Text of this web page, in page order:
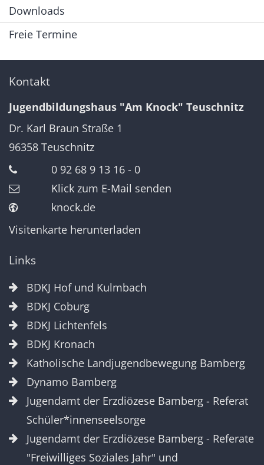
Downloads
Freie Termine
Kontakt
Jugendbildungshaus "Am Knock" Teuschnitz
Dr. Karl Braun Straße 1
96358 Teuschnitz
0 92 68 9 13 16 - 0
Klick zum E-Mail senden
knock.de
Visitenkarte herunterladen
Links
BDKJ Hof und Kulmbach
BDKJ Coburg
BDKJ Lichtenfels
BDKJ Kronach
Katholische Landjugendbewegung Bamberg
Dynamo Bamberg
Jugendamt der Erzdiözese Bamberg - Referat
Schüler*innenseelsorge
Jugendamt der Erzdiözese Bamberg - Referate
"Freiwilliges Soziales Jahr" und